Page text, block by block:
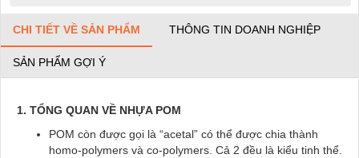
CHI TIẾT VỀ SẢN PHẨM THÔNG TIN DOANH NGHIỆP
SẢN PHẨM GỢI Ý
1. TỔNG QUAN VỀ NHỰA POM
POM còn được gọi là “acetal” có thể được chia thành
homo-polymers và co-polymers. Cả 2 đều là kiểu tinh thể.